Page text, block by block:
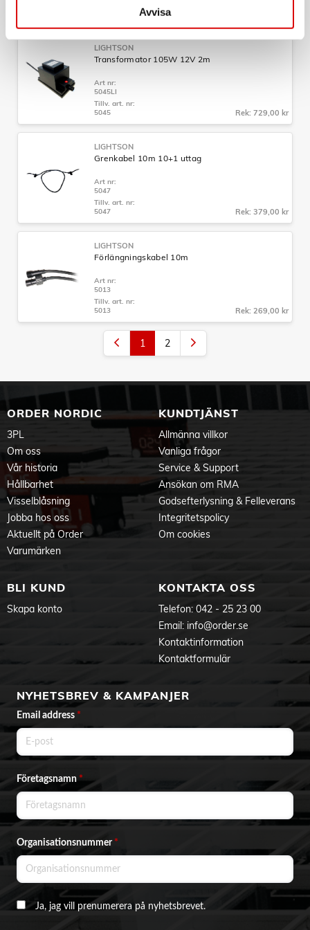
Avvisa
LIGHTSON
Transformator 105W 12V 2m
Art nr:
5045LI
Tillv. art. nr:
5045
Rek: 729,00 kr
LIGHTSON
Grenkabel 10m 10+1 uttag
Art nr:
5047
Tillv. art. nr:
5047
Rek: 379,00 kr
LIGHTSON
Förlängningskabel 10m
Art nr:
5013
Tillv. art. nr:
5013
Rek: 269,00 kr
1 2
ORDER NORDIC
3PL
Om oss
Vår historia
Hållbarhet
Visselblåsning
Jobba hos oss
Aktuellt på Order
Varumärken
KUNDTJÄNST
Allmänna villkor
Vanliga frågor
Service & Support
Ansökan om RMA
Godsefterlysning & Felleverans
Integritetspolicy
Om cookies
BLI KUND
Skapa konto
KONTAKTA OSS
Telefon: 042 - 25 23 00
Email: info@order.se
Kontaktinformation
Kontaktformulär
NYHETSBREV & KAMPANJER
Email address *
Företagsnamn*
Organisationsnummer *
Ja, jag vill prenumerera på nyhetsbrevet.